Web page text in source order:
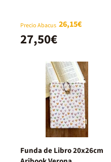
Precio Abacus 26,15€
27,50€
Funda de Libro 20x26cm